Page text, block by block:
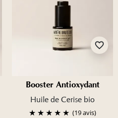
favorite_border
Booster Antioxydant
Huile de Cerise bio
(19 avis)